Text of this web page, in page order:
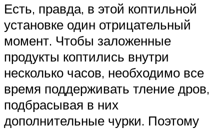
Есть, правда, в этой коптильной
установке один отрицательный
момент. Чтобы заложенные
продукты коптились внутри
несколько часов, необходимо все
время поддерживать тление дров,
подбрасывая в них
дополнительные чурки. Поэтому